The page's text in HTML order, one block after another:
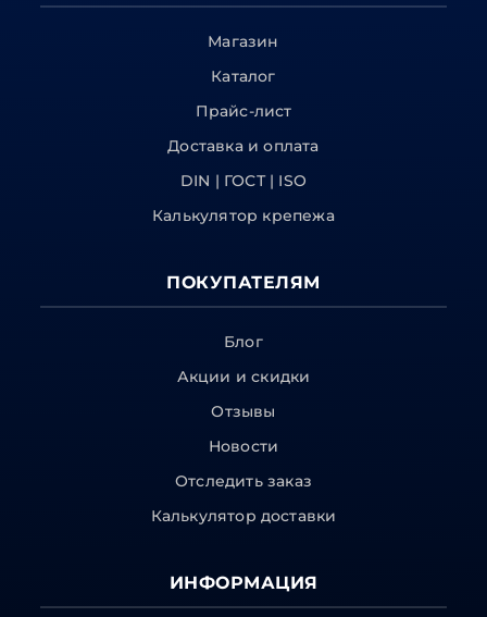
Магазин
Каталог
Прайс-лист
Доставка и оплата
DIN | ГОСТ | ISO
Калькулятор крепежа
ПОКУПАТЕЛЯМ
Блог
Акции и скидки
Отзывы
Новости
Отследить заказ
Калькулятор доставки
ИНФОРМАЦИЯ